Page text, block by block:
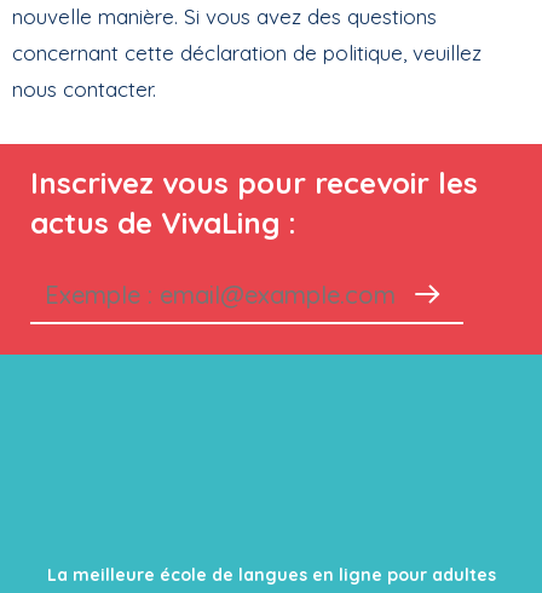
nouvelle manière. Si vous avez des questions
concernant cette déclaration de politique, veuillez
nous contacter.
Inscrivez vous pour recevoir les
actus de VivaLing :
La meilleure école de langues en ligne pour adultes